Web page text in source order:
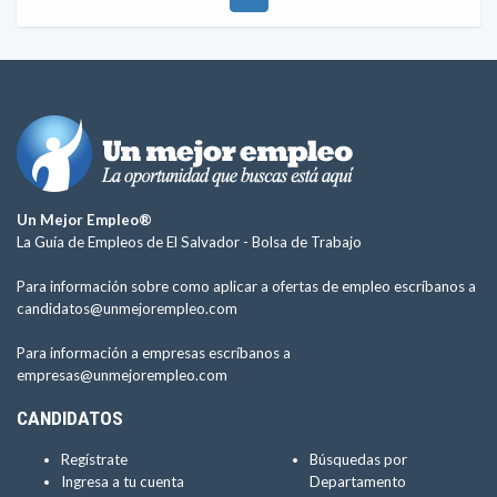
Un Mejor Empleo®
La Guía de Empleos de El Salvador - Bolsa de Trabajo
Para información sobre como aplicar a ofertas de empleo escríbanos a
candidatos@unmejorempleo.com
Para información a empresas escríbanos a
empresas@unmejorempleo.com
CANDIDATOS
Regístrate
Ingresa a tu cuenta
Búsquedas por
Departamento